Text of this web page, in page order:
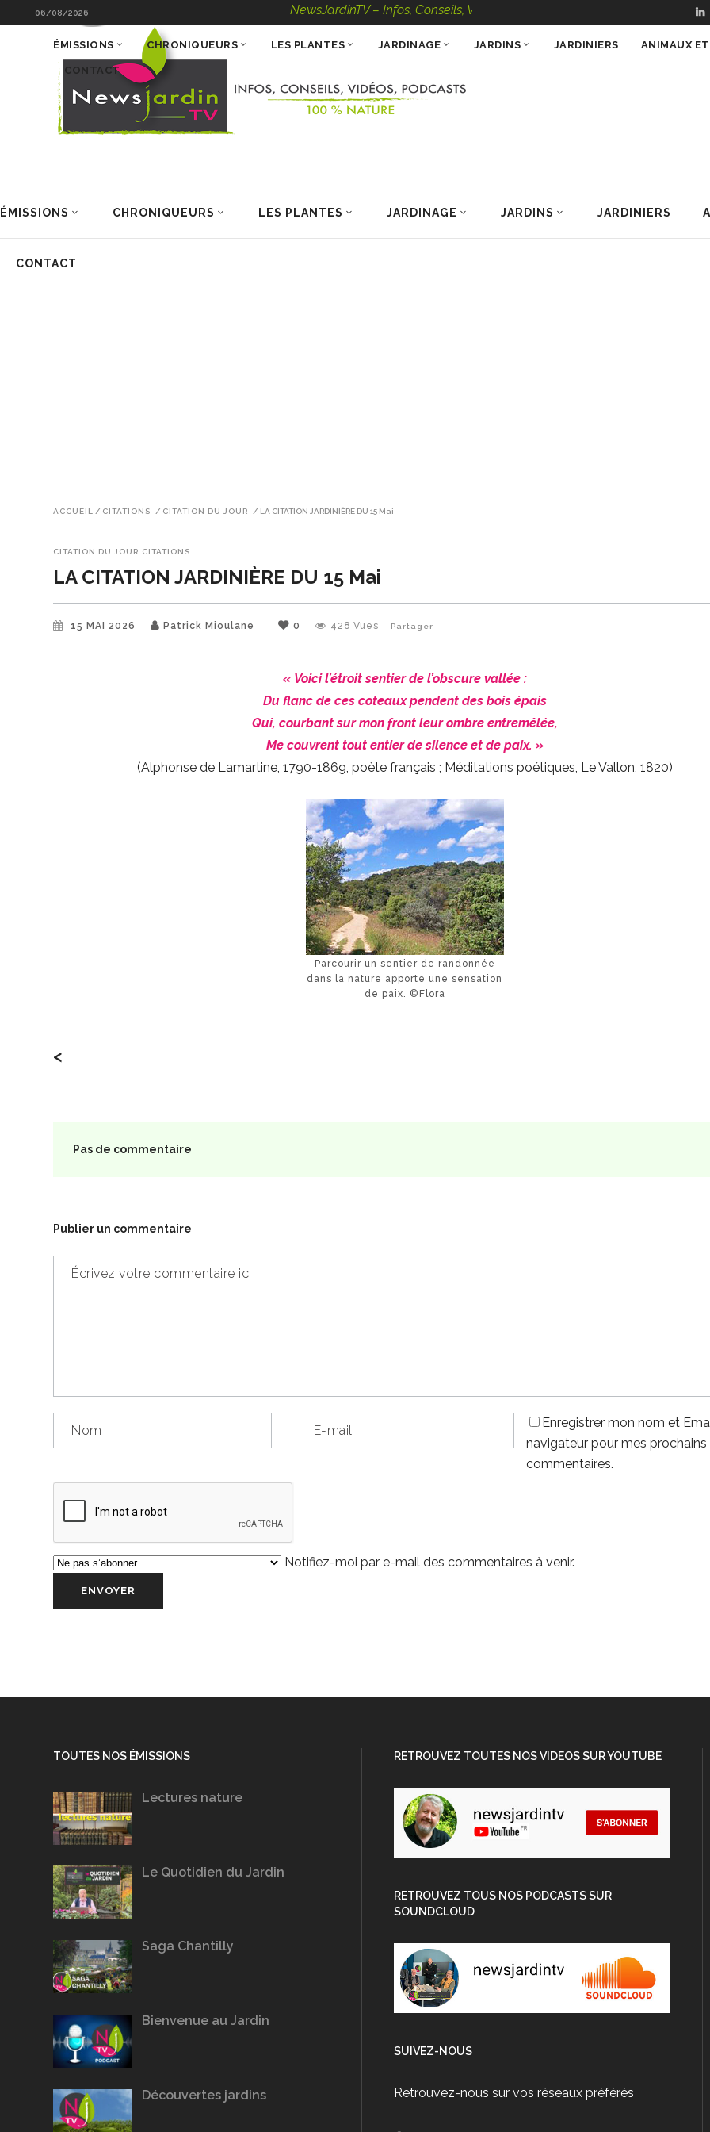
06/08/2026 NewsJardinTV – Infos, Conseils, Vidéos, Podcasts – 100 % Nature
ÉMISSIONS CHRONIQUEURS LES PLANTES JARDINAGE JARDINS JARDINIERS
CONTACT
ÉMISSIONS CHRONIQUEURS LES PLANTES JARDINAGE JARDINS JARDINIERS ANIMAUX
CONTACT
ACCUEIL / CITATIONS / CITATION DU JOUR / LA CITATION JARDINIÈRE DU 15 Mai
CITATION DU JOUR CITATIONS
LA CITATION JARDINIÈRE DU 15 Mai
15 MAI 2026 Patrick Mioulane 0 428 Vues Partager
« Voici l’étroit sentier de l’obscure vallée :
Du flanc de ces coteaux pendent des bois épais
Qui, courbant sur mon front leur ombre entremêlée,
Me couvrent tout entier de silence et de paix. »
(Alphonse de Lamartine, 1790-1869, poète français ; Méditations poétiques, Le Vallon, 1820)
Parcourir un sentier de randonnée
dans la nature apporte une sensation
de paix. ©Flora
<
Pas de commentaire
Publier un commentaire
Enregistrer mon nom et
navigateur pour mes prochains
commentaires.
Notifiez-moi par e-mail des commentaires à venir.
TOUTES NOS ÉMISSIONS
Lectures nature
Le Quotidien du Jardin
Saga Chantilly
Bienvenue au Jardin
Découvertes jardins
RETROUVEZ TOUTES NOS VIDEOS SUR YOUTUBE
RETROUVEZ TOUS NOS PODCASTS SUR
SOUNDCLOUD
SUIVEZ-NOUS
Retrouvez-nous sur vos réseaux préférés